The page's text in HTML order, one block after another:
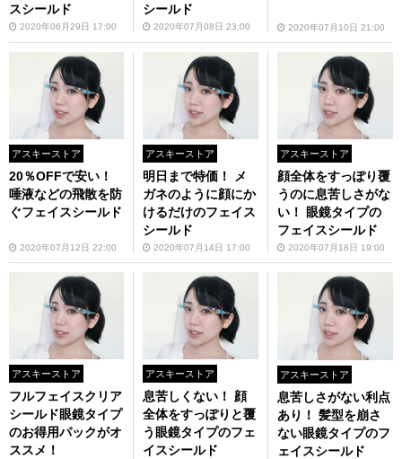
スシールド
2020年06月29日 17:00
シールド
2020年07月08日 23:00 2020年07月10日 21:00
アスキーストア
20％OFFで安い！
唾液などの飛散を防
ぐフェイスシールド
2020年07月12日 22:00
アスキーストア
明日まで特価！ メ
ガネのように顔にか
けるだけのフェイス
シールド
2020年07月14日 17:00
アスキーストア
顔全体をすっぽり覆
うのに息苦しさがな
い！ 眼鏡タイプの
フェイスシールド
2020年07月18日 19:00
アスキーストア
フルフェイスクリア
シールド眼鏡タイプ
のお得用パックがオ
ススメ！
アスキーストア
息苦しくない！ 顔
全体をすっぽりと覆
う眼鏡タイプのフェ
イスシールド
アスキーストア
息苦しさがない利点
あり！ 髪型を崩さ
ない眼鏡タイプのフ
ェイスシールド